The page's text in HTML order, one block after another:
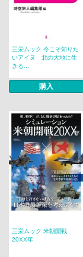
三栄ムック 今こそ知りた
いアイヌ 北の大地に生
きる...
購入
三栄ムック 米朝開戦
20XX年